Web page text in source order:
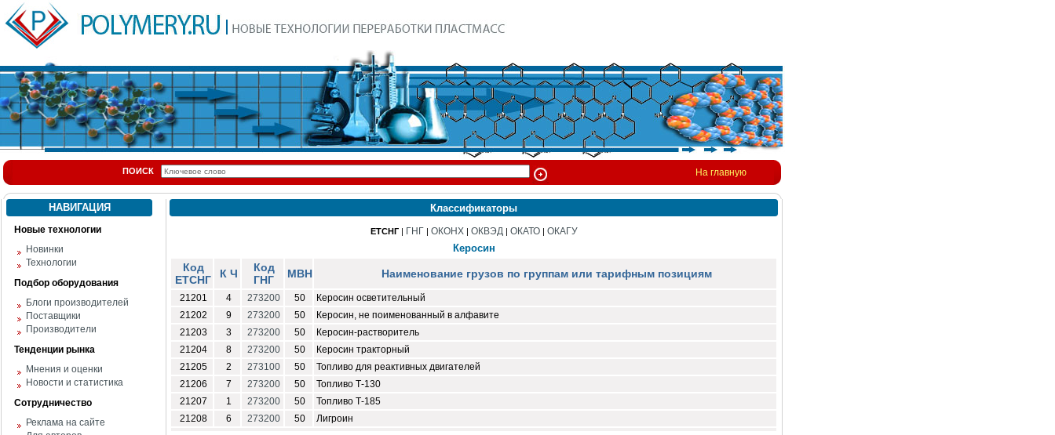
ПОИСК На главную
НАВИГАЦИЯ
Новые технологии
Новинки
Технологии
Подбор оборудования
Блоги производителей
Поставщики
Производители
Тенденции рынка
Мнения и оценки
Новости и статистика
Сотрудничество
Реклама на сайте
Классификаторы
ЕТСНГ| ГНГ| ОКОНХ| ОКВЭД | ОКАТО| ОКАГУ
Керосин
Код
ЕТСНГ
К Ч
Код
ГНГ
МВН Наименование грузов по группам или тарифным позициям
21201 4 273200 50
Керосин осветительный
21202
9 273200 50
Керосин, не поименованный в алфавите
21203
3 273200 50
Керосин-растворитель
21204
8 273200 50
Керосин тракторный
21205
2 273100 50
Топливо для реактивных двигателей
21206
7 273200 50
Топливо Т-130
21207
1 273200 50
Топливо Т-185
21208
6 273200 50 Лигроин